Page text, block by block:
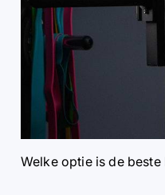
Welke optie is de beste